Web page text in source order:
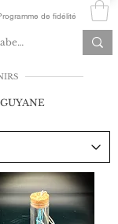
de fidélité